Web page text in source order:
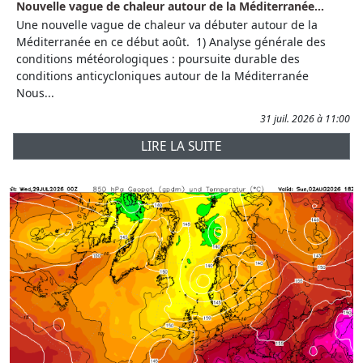
Nouvelle vague de chaleur autour de la Méditerranée...
Une nouvelle vague de chaleur va débuter autour de la
Méditerranée en ce début août. 1) Analyse générale des
conditions météorologiques : poursuite durable des
conditions anticycloniques autour de la Méditerranée
Nous...
31 juil. 2026 à 11:00
LIRE LA SUITE